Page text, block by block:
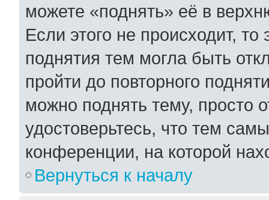
можете «поднять» её в
Если этого не происходит, то
поднятия тем могла быть
пройти до повторного
можно поднять тему, просто
удостоверьтесь, что тем
конференции, на которой
Вернуться к началу